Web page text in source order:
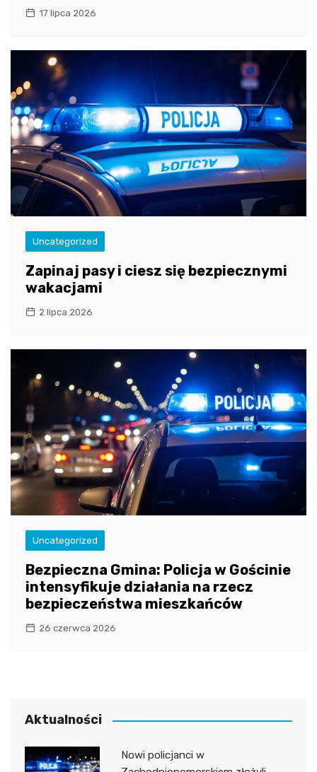
17 lipca 2026
Uncategorized
Zapinaj pasy i ciesz się bezpiecznymi
wakacjami
2 lipca 2026
Uncategorized
Bezpieczna Gmina: Policja w Gościnie
intensyfikuje działania na rzecz
bezpieczeństwa mieszkańców
26 czerwca 2026
Aktualności
Nowi policjanci w